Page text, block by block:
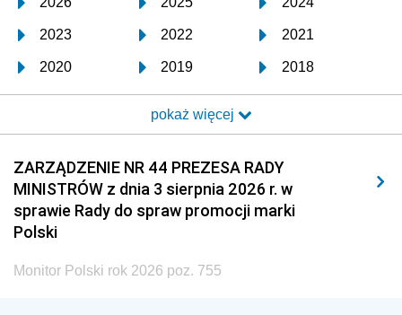
2023 2022 2021
2020 2019 2018
2017 2016 2015
2014 2013 2012
2011 2010 2009
2008 2007 2006
2005
pokaż więcej
ZARZĄDZENIE NR 44 PREZESA RADY
MINISTRÓW z dnia 3 sierpnia 2026 r. w
sprawie Rady do spraw promocji marki
Polski
Monitor Polski rok 2026 poz. 755